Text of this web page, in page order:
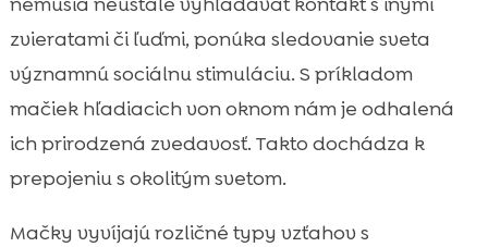
zvieratami či ľuďmi, ponúka sledovanie sveta
významnú sociálnu stimuláciu. S príkladom
mačiek hľadiacich von oknom nám je odhalená
ich prirodzená zvedavosť. Takto dochádza k
prepojeniu s okolitým svetom.
Mačky vyvíjajú rozličné typy vzťahov s